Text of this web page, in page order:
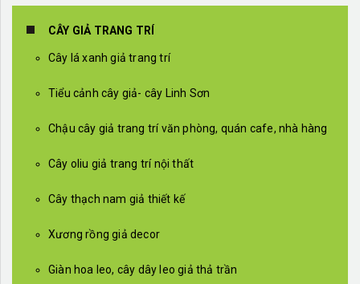
CÂY GIẢ TRANG TRÍ
Cây lá xanh giả trang trí
Tiểu cảnh cây giả- cây Linh Sơn
Chậu cây giả trang trí văn phòng, quán cafe, nhà hàng
Cây oliu giả trang trí nội thất
Cây thạch nam giả thiết kế
Xương rồng giả decor
Giàn hoa leo, cây dây leo giả thả trần